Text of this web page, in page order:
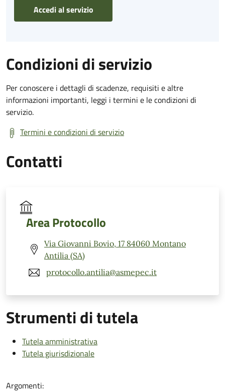
Accedi al servizio
Condizioni di servizio
Per conoscere i dettagli di scadenze, requisiti e altre
informazioni importanti, leggi i termini e le condizioni di
servizio.
Termini e condizioni di servizio
Contatti
Area Protocollo
Via Giovanni Bovio, 17 84060 Montano
Antilia (SA)
protocollo.antilia@asmepec.it
Strumenti di tutela
Tutela amministrativa
Tutela giurisdizionale
Argomenti: